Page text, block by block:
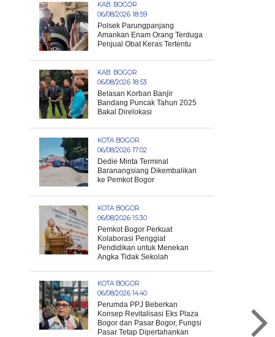
KAB. BOGOR
06/08/2026 18:59
Polsek Parungpanjang
Amankan Enam Orang Terduga
Penjual Obat Keras Tertentu
KAB. BOGOR
06/08/2026 18:53
Belasan Korban Banjir
Bandang Puncak Tahun 2025
Bakal Direlokasi
KOTA BOGOR
06/08/2026 17:02
Dedie Minta Terminal
Baranangsiang Dikembalikan
ke Pemkot Bogor
KOTA BOGOR
06/08/2026 15:30
Pemkot Bogor Perkuat
Kolaborasi Penggiat
Pendidikan untuk Menekan
Angka Tidak Sekolah
KOTA BOGOR
06/08/2026 14:40
Perumda PPJ Beberkan
Konsep Revitalisasi Eks Plaza
Bogor dan Pasar Bogor, Fungsi
Pasar Tetap Dipertahankan